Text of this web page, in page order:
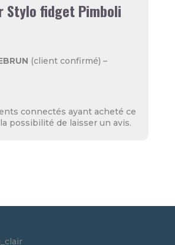
Stylo fidget Pimboli
(client confirmé) –
connectés ayant acheté ce
possibilité de laisser un avis.